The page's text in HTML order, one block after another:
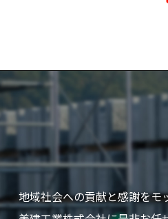
地域社会への貢献と感謝を